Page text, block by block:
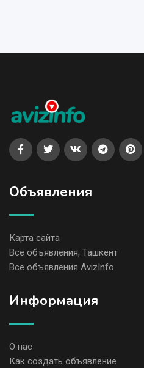
Объявления
Карта сайта
Все объявления, Ташкент
Все объявления AvizInfo
Информация
О нас
Как создать объявление